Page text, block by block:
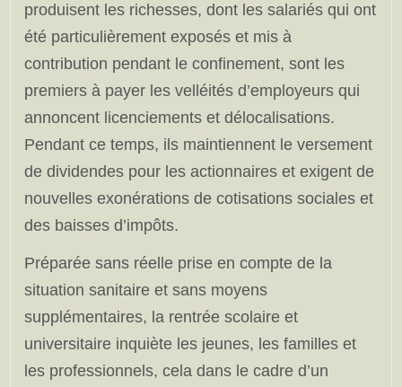
produisent les richesses, dont les salariés qui ont
été particulièrement exposés et mis à
contribution pendant le confinement, sont les
premiers à payer les velléités d’employeurs qui
annoncent licenciements et délocalisations.
Pendant ce temps, ils maintiennent le versement
de dividendes pour les actionnaires et exigent de
nouvelles exonérations de cotisations sociales et
des baisses d’impôts.
Préparée sans réelle prise en compte de la
situation sanitaire et sans moyens
supplémentaires, la rentrée scolaire et
universitaire inquiète les jeunes, les familles et
les professionnels, cela dans le cadre d’un